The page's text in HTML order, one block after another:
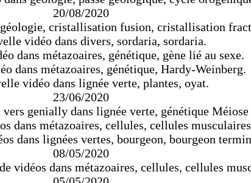
20/08/2020
cristallisation fusion, cristallisation
vidéo dans divers, sordaria, sordaria.
dans métazoaires, génétique, gène lié au sexe.
dans métazoaires, génétique, Hardy-Weinberg.
vidéo dans lignée verte, plantes, oyat.
23/06/2020
genially dans lignée verte, génétique
dans métazoaires, cellules, cellules
dans lignées vertes, bourgeon, bourgeon
08/05/2020
vidéos dans métazoaires, cellules, cellules